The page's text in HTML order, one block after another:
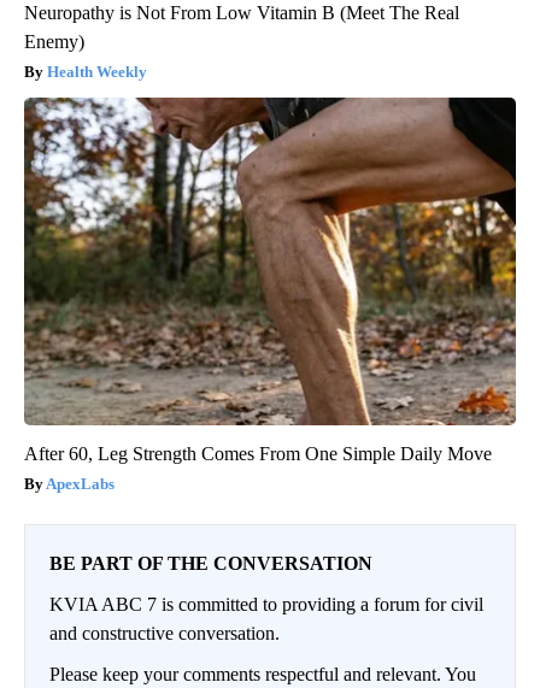
Neuropathy is Not From Low Vitamin B (Meet The Real
Enemy)
Health Weekly
After 60, Leg Strength Comes From One Simple Daily Move
ApexLabs
BE PART OF THE CONVERSATION
KVIA ABC 7 is committed to providing a forum for civil
and constructive conversation.
Please keep your comments respectful and relevant. You